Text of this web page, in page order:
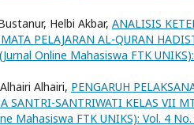
Helbi Akbar, ANALISIS
PELAJARAN AL-QURAN
Online Mahasiswa FTK
Alhairi, PENGARUH
SANTRI-SANTRIWATI KELAS VII
Mahasiswa FTK UNIKS): Vol. 4